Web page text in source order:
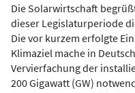
Die Solarwirtschaft
dieser Legislaturperiode
Die vor kurzem erfolgte
Klimaziel mache in
Vervierfachung der
200 Gigawatt (GW)